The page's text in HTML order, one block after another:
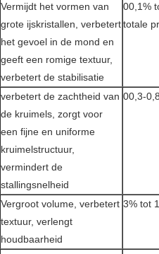
Vermijdt het vormen van
grote ijskristallen, verbetert
het gevoel in de mond en
geeft een romige textuur,
verbetert de stabilisatie
00,1%
totale
verbetert de zachtheid van
de kruimels, zorgt voor
een fijne en uniforme
kruimelstructuur,
vermindert de
stallingsnelheid
00,3-
Vergroot volume, verbetert
textuur, verlengt
houdbaarheid
3% tot